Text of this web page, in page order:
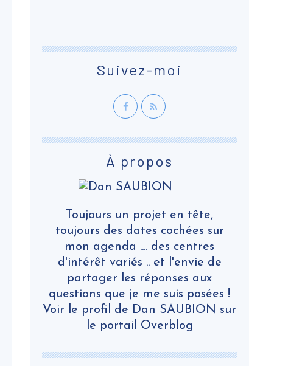
Suivez-moi
À propos
Toujours un projet en tête,
toujours des dates cochées sur
mon agenda .... des centres
d'intérêt variés .. et l'envie de
partager les réponses aux
questions que je me suis posées !
Voir le profil de Dan SAUBION sur
le portail Overblog